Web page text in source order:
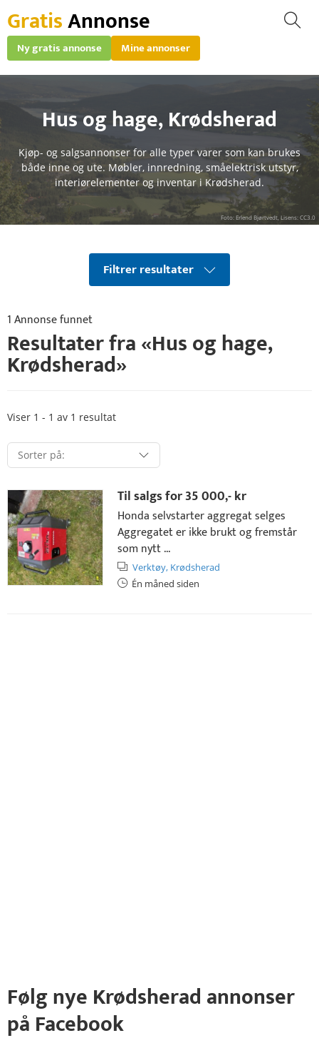
GratisAnnonse
Ny gratis annonse Mine annonser
Hus og hage,Krødsherad
Kjøp- og salgsannonser for alle typer varer som kan brukes
både inne og ute. Møbler, innredning, småelektrisk utstyr,
interiørelementer og inventar i Krødsherad.
Foto: Erlend Bjørtvedt, Lisens: CC3.0
Filtrer resultater
1 Annonse funnet
Resultater fra «Hus og hage,
Krødsherad»
Viser 1 - 1 av 1 resultat
Til salgs for35 000,- kr
Honda selvstarter aggregat selges
Aggregatet er ikke brukt og fremstår
som nytt ...
Verktøy, Krødsherad
Én måned siden
Følg nye Krødsherad annonser
på Facebook